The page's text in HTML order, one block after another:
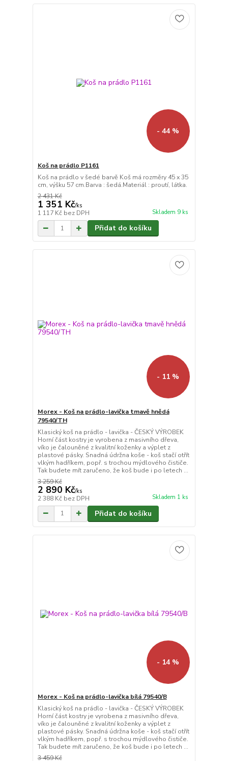
- 44 %
Koš na prádlo P1161
Koš na prádlo v šedé barvě Koš má rozměry 45 x 35
cm, výšku 57 cm.Barva : šedá.Materiál : proutí, látka.
2 431 Kč
1 351 Kč/ks
1 117 Kč bez DPH Skladem 9 ks
Přidat do košíku
- 11 %
Morex - Koš na prádlo-lavička tmavě hnědá
79540/TH
Klasický koš na prádlo - lavička - ČESKÝ VÝROBEK
Horní část kostry je vyrobena z masivního dřeva,
víko je čalouněné z kvalitní koženky a výplet z
plastové pásky. Snadná údržna koše - koš stačí otřít
vlkým hadříkem, popř. s trochou mýdlového čističe.
Tak budete mít zaručeno, že koš bude i po letech ...
3 259 Kč
2 890 Kč/ks
2 388 Kč bez DPH Skladem 1 ks
Přidat do košíku
- 14 %
Morex - Koš na prádlo-lavička bílá 79540/B
Klasický koš na prádlo - lavička - ČESKÝ VÝROBEK
Horní část kostry je vyrobena z masivního dřeva,
víko je čalouněné z kvalitní koženky a výplet z
plastové pásky. Snadná údržna koše - koš stačí otřít
vlkým hadříkem, popř. s trochou mýdlového čističe.
Tak budete mít zaručeno, že koš bude i po letech ...
3 459 Kč